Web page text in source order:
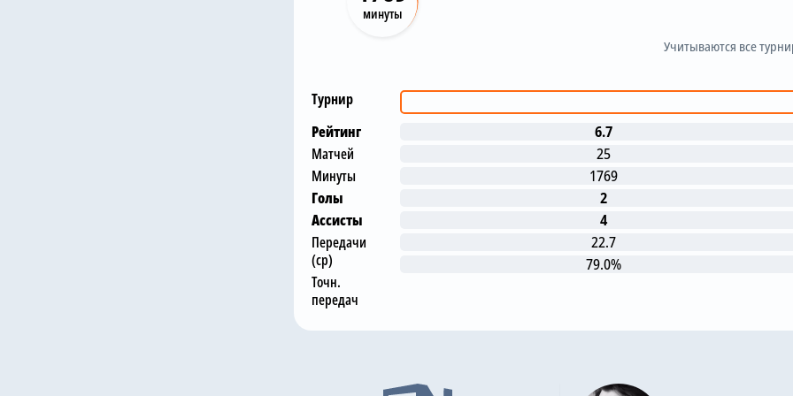
минуты
Учитываются все
Турнир
Рейтинг
Матчей
Минуты
Голы
Ассисты
Передачи
(ср)
Точн.
передач
6.7
25
1769
2
4
22.7
79.0%